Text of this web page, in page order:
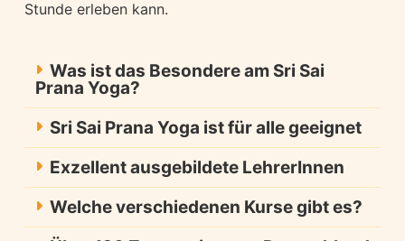
Stunde erleben kann.
Was ist das Besondere am Sri Sai
Prana Yoga?
Sri Sai Prana Yoga ist für alle geeignet
Exzellent ausgebildete LehrerInnen
Welche verschiedenen Kurse gibt es?